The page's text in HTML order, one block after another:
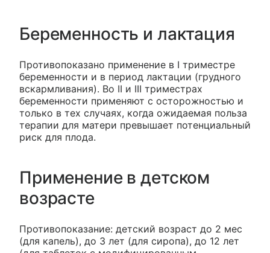
Беременность и лактация
Противопоказано применение в I триместре
беременности и в период лактации (грудного
вскармливания). Во II и III триместрах
беременности применяют с осторожностью и
только в тех случаях, когда ожидаемая польза
терапии для матери превышает потенциальный
риск для плода.
Применение в детском
возрасте
Противопоказание: детский возраст до 2 мес
(для капель), до 3 лет (для сиропа), до 12 лет